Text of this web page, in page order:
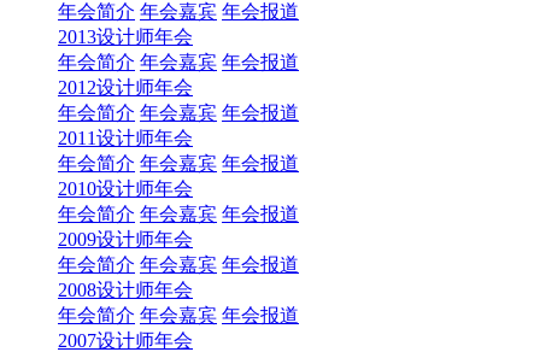
年会简介 年会嘉宾 年会报道
2013设计师年会
年会简介 年会嘉宾 年会报道
2012设计师年会
年会简介 年会嘉宾 年会报道
2011设计师年会
年会简介 年会嘉宾 年会报道
2010设计师年会
年会简介 年会嘉宾 年会报道
2009设计师年会
年会简介 年会嘉宾 年会报道
2008设计师年会
年会简介 年会嘉宾 年会报道
2007设计师年会